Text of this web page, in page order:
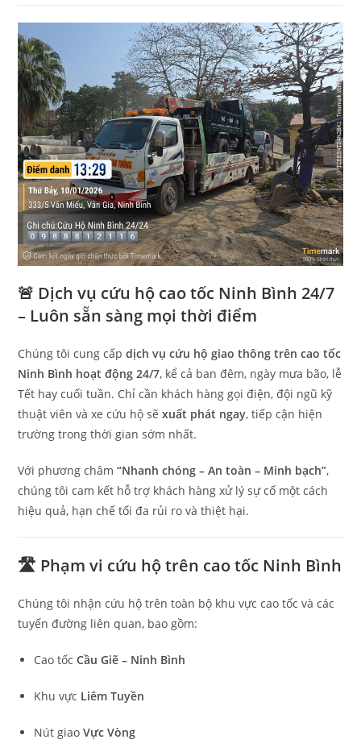
🚨 Dịch vụ cứu hộ cao tốc Ninh Bình 24/7
– Luôn sẵn sàng mọi thời điểm
Chúng tôi cung cấpdịch vụ cứu hộ giao thông trên cao tốc
Ninh Bình hoạt động 24/7, kể cả ban đêm, ngày mưa bão, lễ
Tết hay cuối tuần. Chỉ cần khách hàng gọi điện, đội ngũ kỹ
thuật viên và xe cứu hộ sẽxuất phát ngay, tiếp cận hiện
trường trong thời gian sớm nhất.
Với phương châm“Nhanh chóng – An toàn – Minh bạch”,
chúng tôi cam kết hỗ trợ khách hàng xử lý sự cố một cách
hiệu quả, hạn chế tối đa rủi ro và thiệt hại.
🛣️ Phạm vi cứu hộ trên cao tốc Ninh Bình
Chúng tôi nhận cứu hộ trên toàn bộ khu vực cao tốc và các
tuyến đường liên quan, bao gồm:
Cao tốcCầu Giẽ – Ninh Bình
Khu vực Liêm Tuyền
Nút giaoVực Vòng